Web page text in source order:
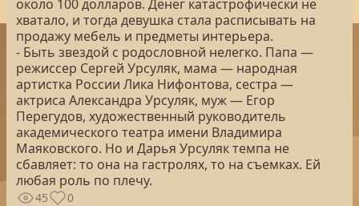
около 100 долларов. Денег катастрофически не
хватало, и тогда девушка стала расписывать на
продажу мебель и предметы интерьера.
- Быть звездой с родословной нелегко. Папа —
режиссер Сергей Урсуляк, мама — народная
артистка России Лика Нифонтова, сестра —
актриса Александра Урсуляк, муж — Егор
Перегудов, художественный руководитель
академического театра имени Владимира
Маяковского. Но и Дарья Урсуляк темпа не
сбавляет: то она на гастролях, то на съемках. Ей
любая роль по плечу.
45 0